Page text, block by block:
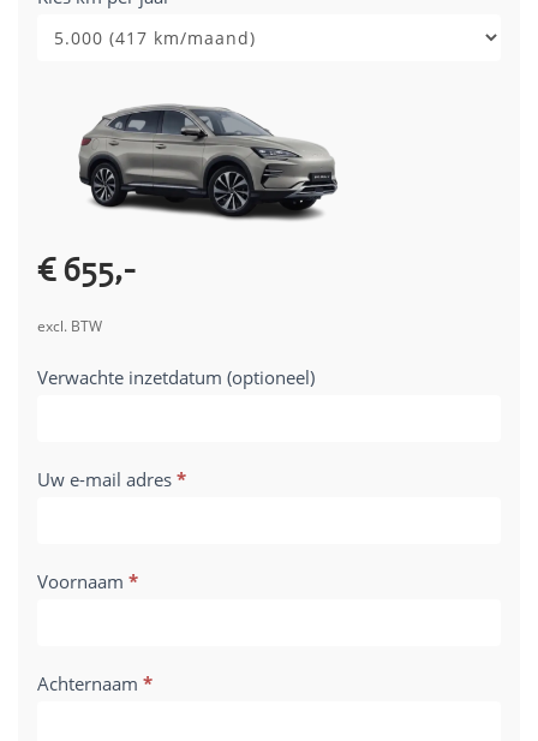
€ 655,-
excl. BTW
Verwachte inzetdatum (optioneel)
Uw e-mail adres *
Voornaam *
Achternaam *